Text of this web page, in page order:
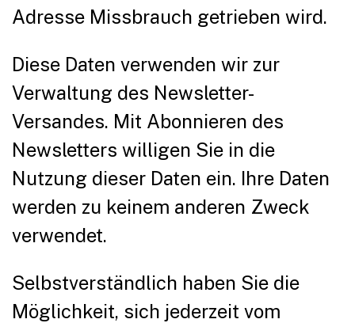
Adresse Missbrauch getrieben wird.
Diese Daten verwenden wir zur
Verwaltung des Newsletter-
Versandes. Mit Abonnieren des
Newsletters willigen Sie in die
Nutzung dieser Daten ein. Ihre Daten
werden zu keinem anderen Zweck
verwendet.
Selbstverständlich haben Sie die
Möglichkeit, sich jederzeit vom